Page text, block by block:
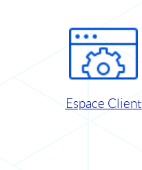
Espace Client